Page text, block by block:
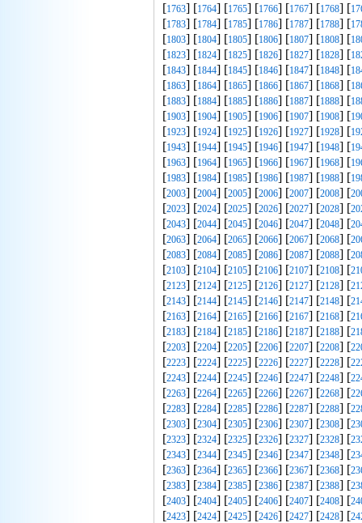
[1763] [1764] [1765] [1766] [1767] [1768] [
[1783] [1784] [1785] [1786] [1787] [1788] [
[1803] [1804] [1805] [1806] [1807] [1808] [
[1823] [1824] [1825] [1826] [1827] [1828] [
[1843] [1844] [1845] [1846] [1847] [1848] [
[1863] [1864] [1865] [1866] [1867] [1868] [
[1883] [1884] [1885] [1886] [1887] [1888] [
[1903] [1904] [1905] [1906] [1907] [1908] [
[1923] [1924] [1925] [1926] [1927] [1928] [
[1943] [1944] [1945] [1946] [1947] [1948] [
[1963] [1964] [1965] [1966] [1967] [1968] [
[1983] [1984] [1985] [1986] [1987] [1988] [
[2003] [2004] [2005] [2006] [2007] [2008] [
[2023] [2024] [2025] [2026] [2027] [2028] [
[2043] [2044] [2045] [2046] [2047] [2048] [
[2063] [2064] [2065] [2066] [2067] [2068] [
[2083] [2084] [2085] [2086] [2087] [2088] [
[2103] [2104] [2105] [2106] [2107] [2108] [
[2123] [2124] [2125] [2126] [2127] [2128] [
[2143] [2144] [2145] [2146] [2147] [2148] [
[2163] [2164] [2165] [2166] [2167] [2168] [
[2183] [2184] [2185] [2186] [2187] [2188] [
[2203] [2204] [2205] [2206] [2207] [2208] [
[2223] [2224] [2225] [2226] [2227] [2228] [
[2243] [2244] [2245] [2246] [2247] [2248] [
[2263] [2264] [2265] [2266] [2267] [2268] [
[2283] [2284] [2285] [2286] [2287] [2288] [
[2303] [2304] [2305] [2306] [2307] [2308] [
[2323] [2324] [2325] [2326] [2327] [2328] [
[2343] [2344] [2345] [2346] [2347] [2348] [
[2363] [2364] [2365] [2366] [2367] [2368] [
[2383] [2384] [2385] [2386] [2387] [2388] [
[2403] [2404] [2405] [2406] [2407] [2408] [
[2423] [2424] [2425] [2426] [2427] [2428] [